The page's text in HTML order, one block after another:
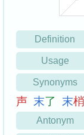
Definition
Usage
Synonyms
声 末了 末梢
Antonym